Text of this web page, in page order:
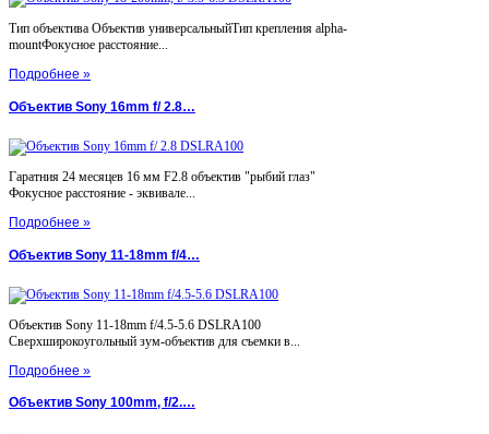
Тип объектива Объектив универсальныйТип крепления alpha-
mountФокусное расстояние...
Подробнее »
Объектив Sony 16mm f/ 2.8…
Гаратния 24 месяцев 16 мм F2.8 объектив "рыбий глаз"
Фокусное расстояние - эквивале...
Подробнее »
Объектив Sony 11-18mm f/4…
Объектив Sony 11-18mm f/4.5-5.6 DSLRA100
Сверхширокоугольный зум-объектив для съемки в...
Подробнее »
Объектив Sony 100mm, f/2.…